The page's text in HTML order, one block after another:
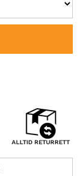
ALLTID RETURRETT